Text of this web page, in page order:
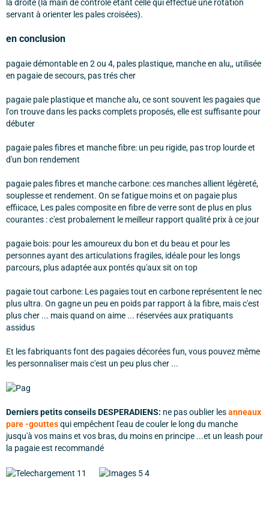
la droite (la main de contrôle étant celle qui effectue une rotation
servant à orienter les pales croisées).
en conclusion
pagaie démontableen 2 ou 4, pales plastique, manche en alu,, utilisée
en pagaie de secours, pas trés cher
pagaie pale plastique et manche alu, ce sont souvent les pagaies que
l'on trouve dans les packs complets proposés, elle est suffisante pour
débuter
pagaie pales fibres et manche fibre: un peu rigide, pas trop lourde et
d'un bon rendement
pagaie pales fibres et manche carbone: ces manches allient légèreté,
souplesse et rendement. On se fatigue moins et on pagaie plus
effiicace, Les pales composite en fibre de verre sont de plus en plus
courantes : c'est probalement le meilleur rapport qualité prix à ce jour
pagaie bois: pour les amoureux du bon et du beau et pour les
personnes ayant des articulations fragiles, idéale pour les longs
parcours, plus adaptée aux pontés qu'aux sit on top
pagaie tout carbone: Les pagaies tout en carbone représentent le nec
plus ultra. On gagne un peu en poids par rapport à la fibre, mais c'est
plus cher ... mais quand on aime ... réservées aux pratiquants
assidus
Et les fabriquants font des pagaies décorées fun, vous pouvez même
les personnaliser mais c'est un peu plus cher ...
Derniers petits conseils DESPERADIENS: ne pas oublier l esanneaux
pare -gouttesqui empêchent l'eau de couler le long du manche
jusqu'à vos mains et vos bras, du moins en principe ...et un leash pour
la pagaie est recommandé